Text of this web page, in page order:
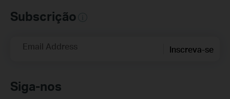
Subscrição
Email Address Inscreva-se
Siga-nos